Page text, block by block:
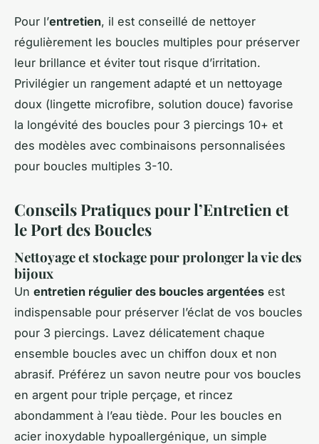
Pour l’entretien, il est conseillé de nettoyer
régulièrement les boucles multiples pour préserver
leur brillance et éviter tout risque d’irritation.
Privilégier un rangement adapté et un nettoyage
doux (lingette microfibre, solution douce) favorise
la longévité des boucles pour 3 piercings 10+ et
des modèles avec combinaisons personnalisées
pour boucles multiples 3-10.
Conseils Pratiques pour l’Entretien et
le Port des Boucles
Nettoyage et stockage pour prolonger la vie des
bijoux
Un entretien régulier des boucles argentées est
indispensable pour préserver l’éclat de vos boucles
pour 3 piercings. Lavez délicatement chaque
ensemble boucles avec un chiffon doux et non
abrasif. Préférez un savon neutre pour vos boucles
en argent pour triple perçage, et rincez
abondamment à l’eau tiède. Pour les boucles en
acier inoxydable hypoallergénique, un simple